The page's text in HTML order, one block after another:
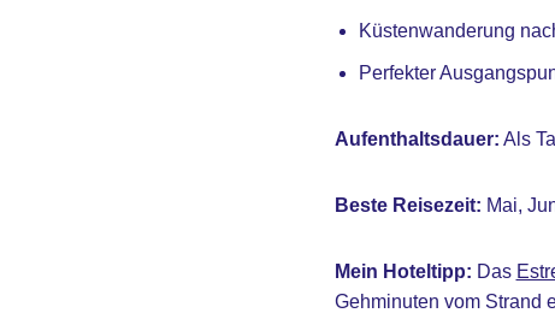
Küstenwanderung
Perfekter
Aufenthaltsdauer: Als
Beste Reisezeit: Mai,
Mein Hoteltipp: Das
Gehminuten vom Strand